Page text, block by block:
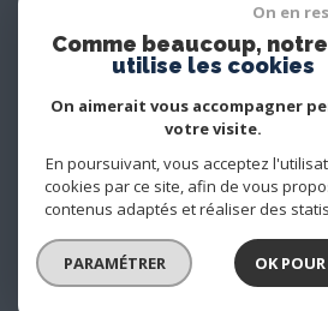
© 2026 | TOUS DROITS RÉSERVÉS |
NOS HONORAIRES
PLAN DU SITE MENTIONS
POLITIQUE RGPD
On en
Comme beaucoup,
utilise les cookies
On aimerait vous accompagner
votre visite.
En poursuivant, vous acceptez
cookies par ce site, afin de vous
contenus adaptés et réaliser des
PARAMÉTRER OK